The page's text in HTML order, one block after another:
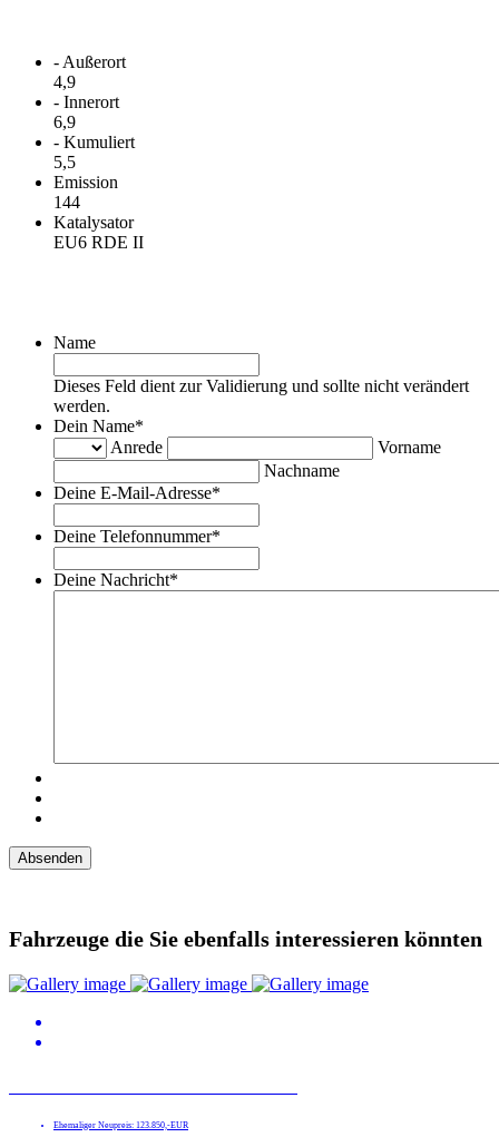
- Außerort
4,9
- Innerort
6,9
- Kumuliert
5,5
Emission
144
Katalysator
EU6 RDE II
Name
Dieses Feld dient zur Validierung und sollte nicht verändert
werden.
Dein Name*
Anrede
Vorname
Nachname
Deine E-Mail-Adresse*
Deine Telefonnummer*
Deine Nachricht*
Fahrzeuge die Sie ebenfalls interessieren könnten
Ehemaliger Neupreis: 123.850,-EUR